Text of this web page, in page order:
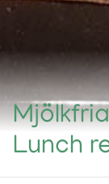
Lunch